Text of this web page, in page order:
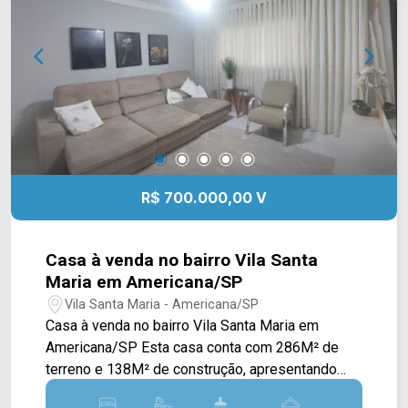
está próximo à Av. Giaconda Cibin, Rua Artur
Nogueira, Av. de Cillo e Rod. Dr. Ernesto de Cillo.
A região conta com conveniências como o Bike
Hotel, a Padaria Gustmann, a Escola Prof. Ornella
Rita Ferrari e restaurantes, proporcionando
praticidade e qualidade de vida no dia a dia. Entre
em contato com a equipe da Arbix Imóveis e
agende a sua visita!! WhatsApp e Telefone: (19)
R$ 700.000,00 V
Casa à venda no bairro Vila Santa
Maria em Americana/SP
Vila Santa Maria - Americana/SP
Casa à venda no bairro Vila Santa Maria em
Americana/SP Esta casa conta com 286M² de
terreno e 138M² de construção, apresentando
uma planta ampla e bem distribuída, ideal para